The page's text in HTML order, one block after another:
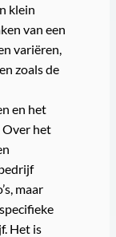
klein
van een
variëren,
zoals de
en het
Over het
maar
Het is